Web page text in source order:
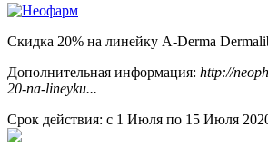
Скидка 20% на линейку A-Derma
Дополнительная информация: http://
20-na-lineyku...
Срок действия: с 1 Июля по 15 Июля